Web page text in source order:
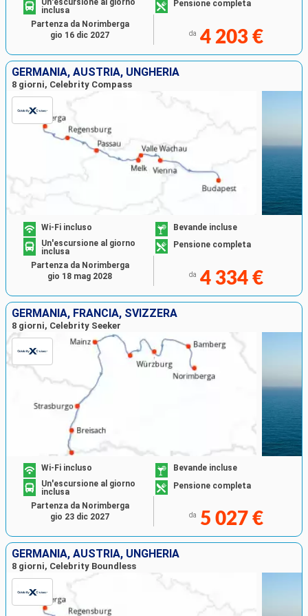
Un'escursione al giorno
inclusa
Pensione completa
da 4 203 €
Partenza da Norimberga
gio 16 dic 2027
GERMANIA, AUSTRIA, UNGHERIA
8 giorni, Celebrity Compass
Wi-Fi incluso
Bevande incluse
Un'escursione al giorno
inclusa
Pensione completa
da 4 334 €
Partenza da Norimberga
gio 18 mag 2028
GERMANIA, FRANCIA, SVIZZERA
8 giorni, Celebrity Seeker
Wi-Fi incluso
Bevande incluse
Un'escursione al giorno
inclusa
Pensione completa
da 5 027 €
Partenza da Norimberga
gio 23 dic 2027
GERMANIA, AUSTRIA, UNGHERIA
8 giorni, Celebrity Boundless